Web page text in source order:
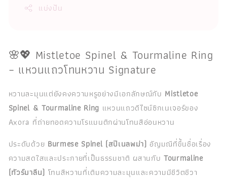
แบ่งปัน
🌸💖 Mistletoe Spinel & Tourmaline Ring
– แหวนแถวโทนหวาน Signature
หวานละมุนแต่ยังคงความหรูอย่างมีเอกลักษณ์กับ Mistletoe
Spinel & Tourmaline Ring แหวนแถวดีไซน์ซิกเนเจอร์ของ
Axora ที่ถ่ายทอดความโรแมนติกผ่านโทนสีอ่อนหวาน
ประดับด้วย Burmese Spinel (สปิเนลพม่า) อัญมณีที่ขึ้นชื่อเรื่อง
ความสดใสและประกายที่เป็นธรรมชาติ ผสานกับ Tourmaline
(ทัวร์มาลีน) โทนสีหวานที่เติมความละมุนและความมีชีวิตชีวา